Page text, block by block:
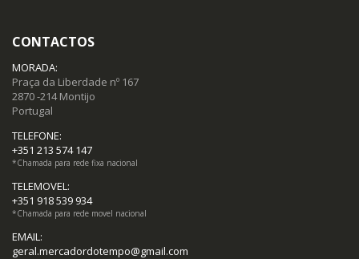
Notas (19)
CONTACTOS
MORADA:
Praça da Liberdade nº 167
2870 -214 Montijo
Portugal
TELEFONE:
+351 213 574 147
*Chamada para rede fixa nacional
TELEMOVEL:
+351 918 539 934
*Chamada para rede movel nacional
EMAIL:
geral.mercadordotempo@gmail.com